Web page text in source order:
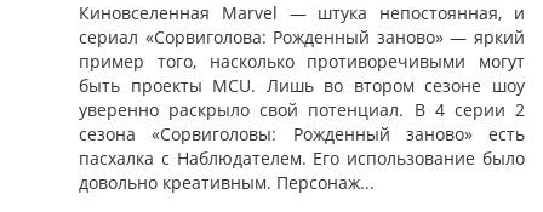
Киновселенная Marvel — штука непостоянная, и
сериал «Сорвиголова: Рожденный заново» — яркий
пример того, насколько противоречивыми могут
быть проекты MCU. Лишь во втором сезоне шоу
уверенно раскрыло свой потенциал. В 4 серии 2
сезона «Сорвиголовы: Рожденный заново» есть
пасхалка с Наблюдателем. Его использование было
довольно креативным. Персонаж...